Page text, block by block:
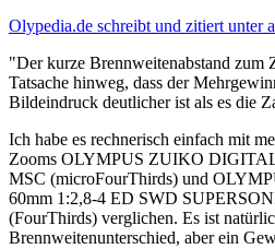
Olypedia.de schreibt und zitiert unter
"Der kurze Brennweitenabstand zum
Tatsache hinweg, dass der
Bildeindruck deutlicher ist als es die
Ich habe es rechnerisch einfach mit
Zooms OLYMPUS ZUIKO
MSC (microFourThirds) und
60mm 1:2,8-4 ED SWD
(FourThirds) verglichen. Es ist
Brennweitenunterschied, aber ein